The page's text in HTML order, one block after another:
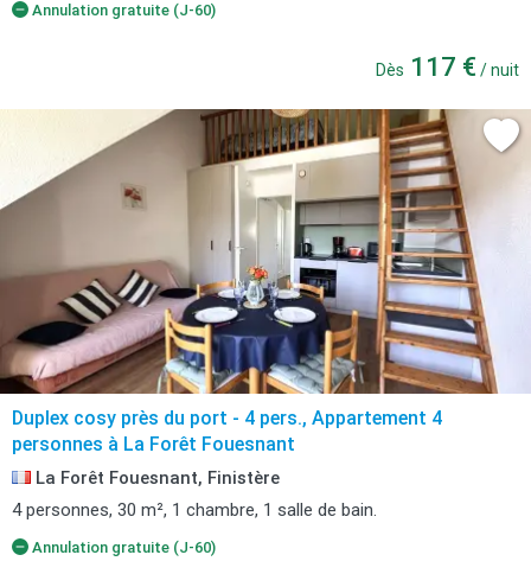
Annulation gratuite (J-60)
Dès 117 € / nuit
Duplex cosy près du port - 4 pers., Appartement 4
personnes à La Forêt Fouesnant
La Forêt Fouesnant, Finistère
4 personnes, 30 m², 1 chambre, 1 salle de bain.
Annulation gratuite (J-60)